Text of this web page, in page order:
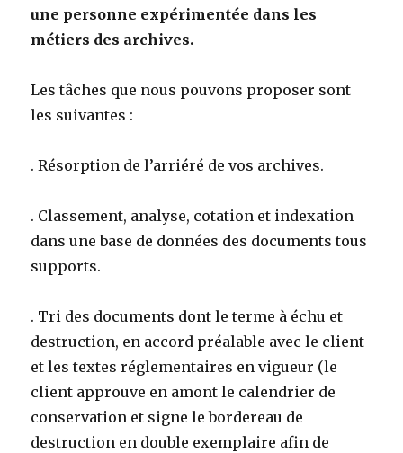
une personne expérimentée dans les
métiers des archives.
Les tâches que nous pouvons proposer sont
les suivantes :
. Résorption de l’arriéré de vos archives.
. Classement, analyse, cotation et indexation
dans une base de données des documents tous
supports.
. Tri des documents dont le terme à échu et
destruction, en accord préalable avec le client
et les textes réglementaires en vigueur (le
client approuve en amont le calendrier de
conservation et signe le bordereau de
destruction en double exemplaire afin de